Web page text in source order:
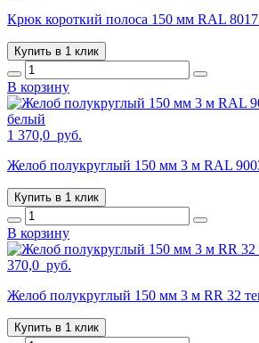
Крюк короткий полоса 150 мм RAL
Купить в 1 клик
В корзину
1 370,0 руб.
Желоб полукруглый 150 мм 3 м RAL
Купить в 1 клик
В корзину
370,0 руб.
Желоб полукруглый 150 мм 3 м RR 32
Купить в 1 клик